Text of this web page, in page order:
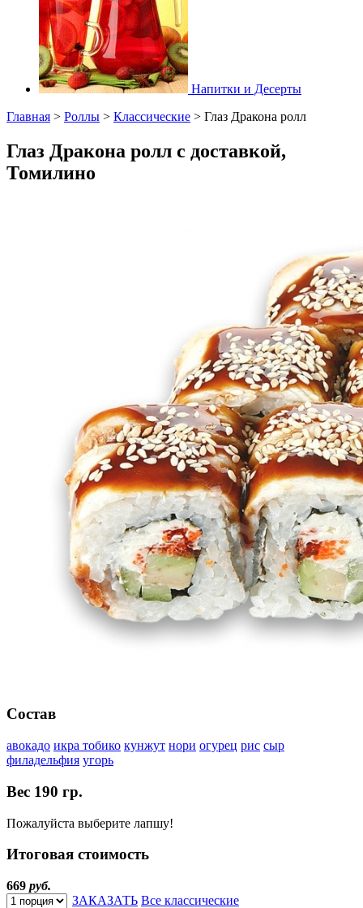
Напитки и Десерты
Главная > Роллы > Классические > Глаз Дракона ролл
Глаз Дракона ролл с доставкой,
Томилино
Состав
авокадо икра тобико кунжут нори огурец рис сыр
филадельфия угорь
Вес 190 гр.
Пожалуйста выберите лапшу!
Итоговая стоимость
669 руб.
ЗАКАЗАТЬ Все классические